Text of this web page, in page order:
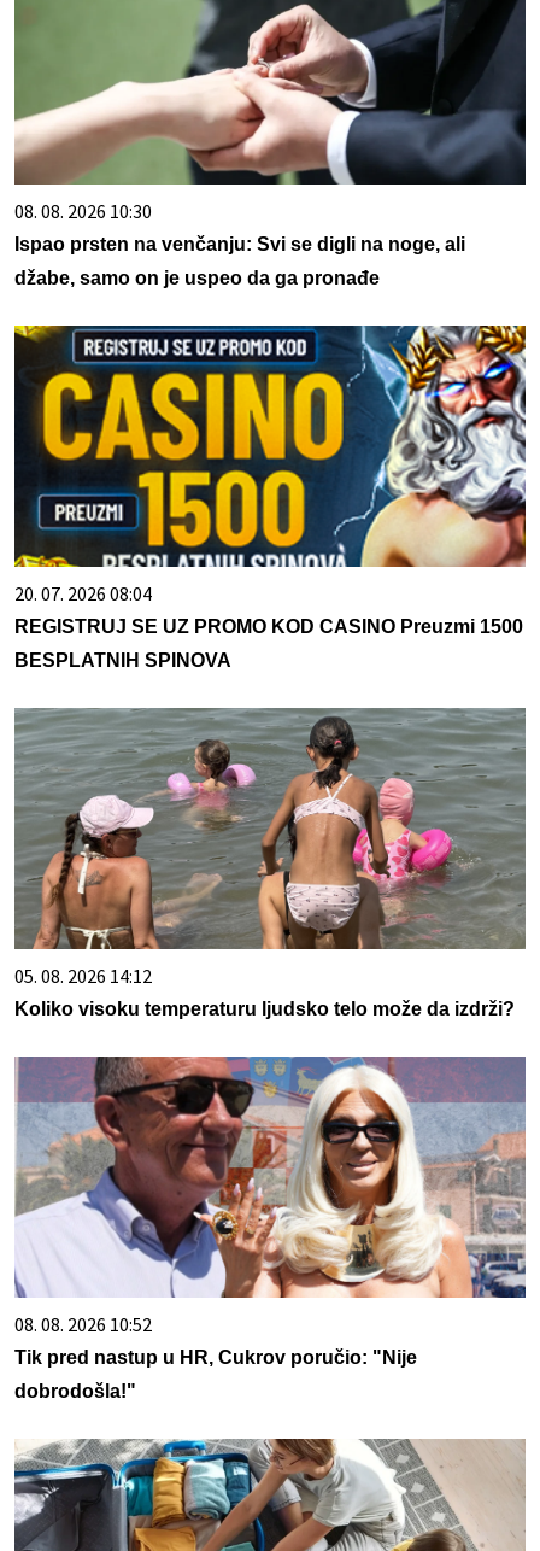
08. 08. 2026 10:30
Ispao prsten na venčanju: Svi se digli na noge, ali
džabe, samo on je uspeo da ga pronađe
20. 07. 2026 08:04
REGISTRUJ SE UZ PROMO KOD CASINO Preuzmi 1500
BESPLATNIH SPINOVA
05. 08. 2026 14:12
Koliko visoku temperaturu ljudsko telo može da izdrži?
08. 08. 2026 10:52
Tik pred nastup u HR, Cukrov poručio: "Nije
dobrodošla!"